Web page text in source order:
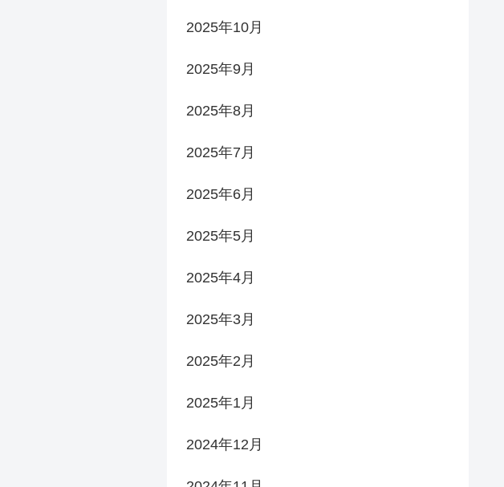
2025年10月
2025年9月
2025年8月
2025年7月
2025年6月
2025年5月
2025年4月
2025年3月
2025年2月
2025年1月
2024年12月